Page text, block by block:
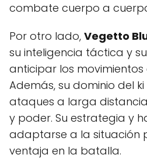
combate cuerpo a
Por otro lado, Vegetto
su inteligencia táctica y
anticipar los movimientos
Además, su dominio del
ataques a larga
y poder. Su estrategia y
adaptarse a la situación
ventaja en la batalla.